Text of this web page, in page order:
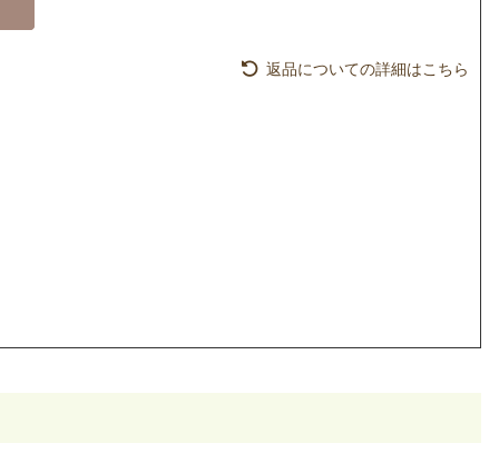
返品についての詳細はこちら